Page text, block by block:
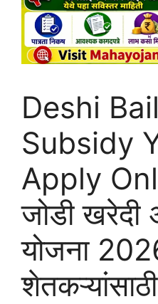
Deshi
Subsidy
Apply
जोडी खरेदी
योजना